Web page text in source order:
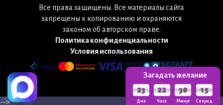
Все права защищены. Все материалы сайта
запрещены к копированию и охраняются
законом об авторском праве.
Политика конфиденциальности
Условия использования
Загадать желание
23
Дня
22
Часа
30
Минут
13
Секунд
-->